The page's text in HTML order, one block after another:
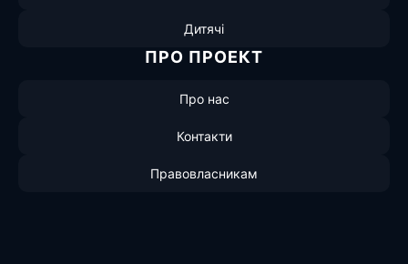
Дитячі
ПРО ПРОЕКТ
Про нас
Контакти
Правовласникам